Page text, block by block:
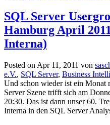
SQL Server
Hamburg April
Interna)
Posted on Apr 11, 2011 von
e.V., SQL Server, Business
Und schon wieder ist ein Monat
Server Szene trifft sich am
20:30. Das ist dann unser 60.
Interna in den SQL Server